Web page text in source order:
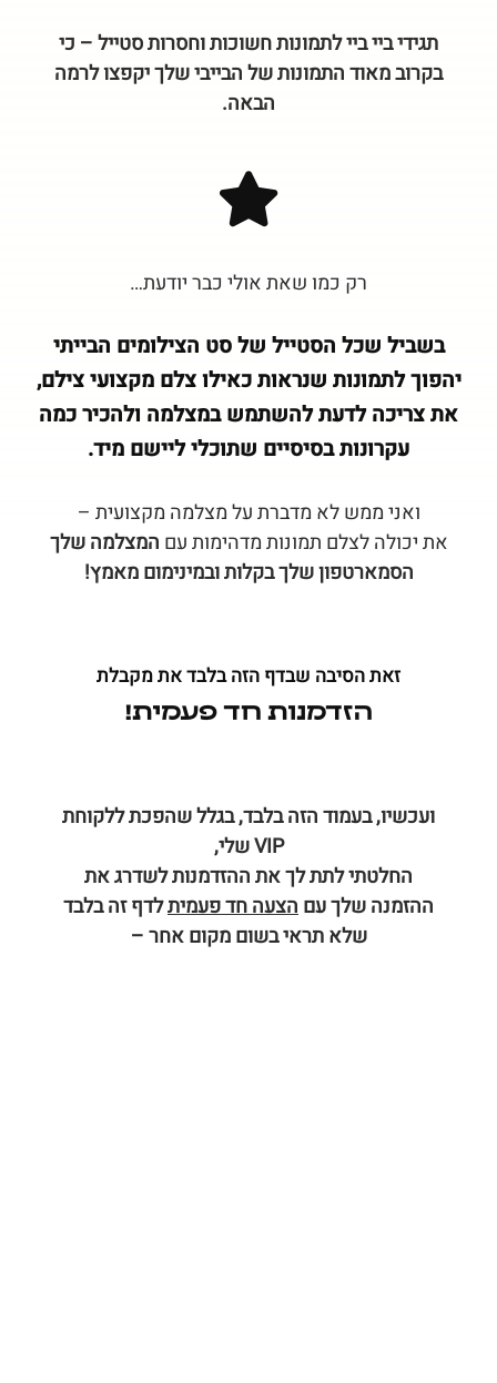
תגידי ביי ביי לתמונות חשוכות וחסרות סטייל – כי
בקרוב מאוד התמונות של הבייבי שלך יקפצו לרמה
הבאה.
רק כמו שאת אולי כבר יודעת…
בשביל שכל הסטייל של סט הצילומים הבייתי
יהפוך לתמונות שנראות כאילו צלם מקצועי צילם,
את צריכה לדעת להשתמש במצלמה ולהכיר כמה
עקרונות בסיסיים שתוכלי ליישם מיד.
ואני ממש לא מדברת על מצלמה מקצועית –
את יכולה לצלם תמונות מדהימות עם המצלמה שלך
הסמארטפון שלך בקלות ובמינימום מאמץ!
זאת הסיבה שבדף הזה בלבד את מקבלת
הזדמנות חד פעמית!
ועכשיו, בעמוד הזה בלבד, בגלל שהפכת ללקוחת
VIP שלי,
החלטתי לתת לך את ההזדמנות לשדרג את
ההזמנה שלך עםהצעה חד פעמיתלדף זה בלבד
שלא תראי בשום מקום אחר–